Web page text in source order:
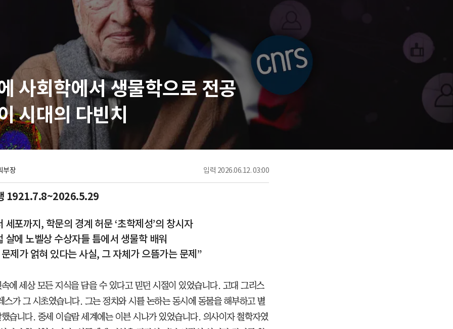
사회학에서 생물학으로 전공
시대의 다빈치
부장 입력 2026.06.12. 03:00
1921.7.8~2026.5.29
세포까지, 학문의 경계 허문 ‘초학제성’의 창시자
살에 노벨상 수상자들 틈에서 생물학 배워
제가 얽혀 있다는 사실, 그 자체가 으뜸가는 문제”
에 세상 모든 지식을 담을 수 있다고 믿던 시절이 있었습니다. 고대 그리스
스가 그 시초였습니다. 그는 정치와 시를 논하는 동시에 동물을 해부하고 별
습니다. 중세 이슬람 세계에는 이븐 시나가 있었습니다. 의사이자 철학자였